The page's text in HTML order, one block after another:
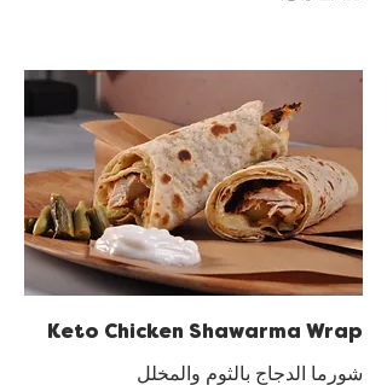
Keto Chicken Shawarma Wrap